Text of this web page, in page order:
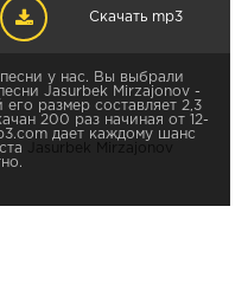
Скачать mp3
у нас. Вы выбрали
Jasurbek Mirzajonov -
размер составляет 2,3
200 раз начиная от 12-
дает каждому шанс
Jasurbek Mirzajonov